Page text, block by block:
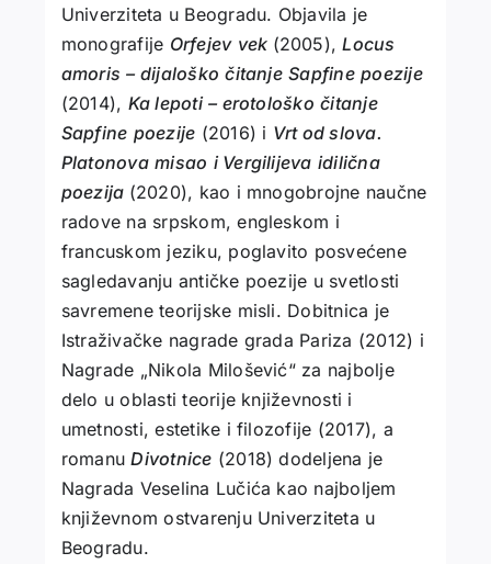
Univerziteta u Beogradu. Objavila je
monografije Orfejev vek (2005),Locus
amoris – dijaloško čitanje Sapfine poezije
(2014), Ka lepoti – erotološko čitanje
Sapfine poezije (2016) i Vrt od slova.
Platonova misao i Vergilijeva idilična
poezija (2020), kao i mnogobrojne naučne
radove na srpskom, engleskom i
francuskom jeziku, poglavito posvećene
sagledavanju antičke poezije u svetlosti
savremene teorijske misli. Dobitnica je
Istraživačke nagrade grada Pariza (2012) i
Nagrade „Nikola Milošević“ za najbolje
delo u oblasti teorije književnosti i
umetnosti, estetike i filozofije (2017), a
romanuDivotnice (2018) dodeljena je
Nagrada Veselina Lučića kao najboljem
književnom ostvarenju Univerziteta u
Beogradu.